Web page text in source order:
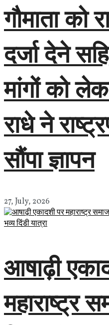
गौमाता को
दर्जा देने
मांगों को
राधे ने
सौंपा ज्ञापन
27, July, 2026
आषाढ़ी
महाराष्ट्र